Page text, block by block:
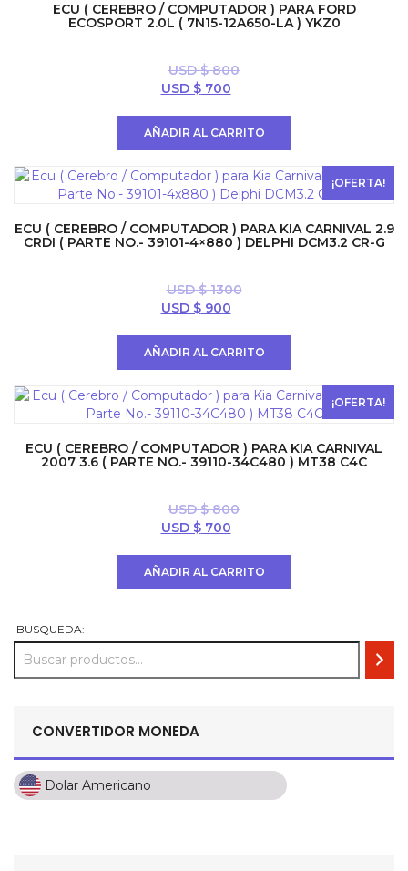
ECU ( CEREBRO / COMPUTADOR ) PARA FORD
ECOSPORT 2.0L ( 7N15-12A650-LA ) YKZ0
USD $800
El
era:
$ 800.
USD $700El
es:
$ 700.
AÑADIR AL CARRITO
¡OFERTA!
ECU ( CEREBRO / COMPUTADOR ) PARA KIA CARNIVAL 2.9
CRDI ( PARTE NO.- 39101-4×880 ) DELPHI DCM3.2 CR-G
USD $1300
El
era:
$ 1300.
USD $900El
es:
$ 900.
AÑADIR AL CARRITO
¡OFERTA!
ECU ( CEREBRO / COMPUTADOR ) PARA KIA CARNIVAL
2007 3.6 ( PARTE NO.- 39110-34C480 ) MT38 C4C
USD $800
El
era:
USD $700El
es:
AÑADIR AL CARRITO
BUSQUEDA:
CONVERTIDOR MONEDA
Dolar Americano
Dolar Americano